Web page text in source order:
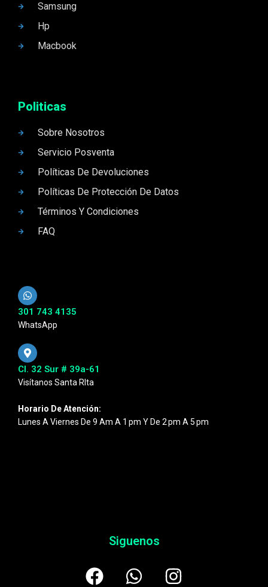
Samsung
Hp
Macbook
Politicas
Sobre Nosotros
Servicio Posventa
Políticas De Devoluciones
Políticas De Protección De Datos
Términos Y Condiciones
FAQ
301 743 4135
WhatsApp
Cl. 32 Sur # 39a-61
Visítanos Santa RIta
Horario De Atención:
Lunes A Viernes De 9 Am A 1 Pm Y De 2 Pm A 5 Pm
Siguenos